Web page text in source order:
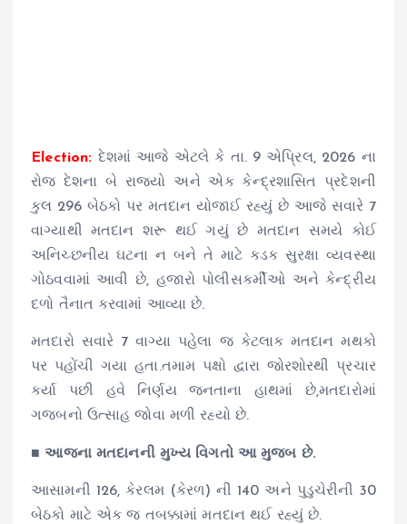
Election: દેશમાં આજે એટલે કે તા. 9 એપ્રિલ, 2026 ના
રોજ દેશના બે રાજ્યો અને એક કેન્દ્રશાસિત પ્રદેશની
કુલ 296 બેઠકો પર મતદાન યોજાઈ રહ્યું છે આજે સવારે 7
વાગ્યાથી મતદાન શરૂ થઈ ગયું છે મતદાન સમયે કોઈ
અનિચ્છનીય ઘટના ન બને તે માટે કડક સુરક્ષા વ્યવસ્થા
ગોઠવવામાં આવી છે, હજારો પોલીસકર્મીઓ અને કેન્દ્રીય
દળો તૈનાત કરવામાં આવ્યા છે.
મતદારો સવારે 7 વાગ્યા પહેલા જ કેટલાક મતદાન મથકો
પર પહોંચી ગયા હતા.તમામ પક્ષો દ્વારા જોરશોરથી પ્રચાર
કર્યા પછી હવે નિર્ણય જનતાના હાથમાં છે,મતદારોમાં
ગજબનો ઉત્સાહ જોવા મળી રહ્યો છે.
■ આજના મતદાનની મુખ્ય વિગતો આ મુજબ છે.
આસામની 126, કેરલમ (કેરળ) ની 140 અને પુડુચેરીની 30
બેઠકો માટે એક જ તબક્કામાં મતદાન થઈ રહ્યું છે.